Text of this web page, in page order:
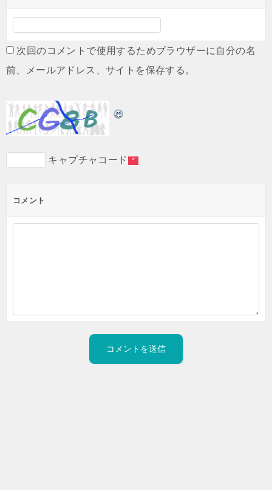
次回のコメントで使用するためブラウザーに自分の名
前、メールアドレス、サイトを保存する。
キャプチャコード *
コメント